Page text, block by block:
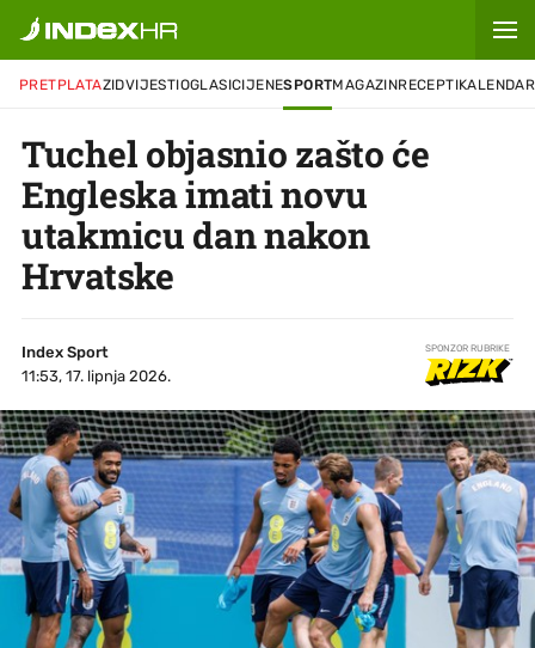
PRETPLATAZIDVIJESTIOGLASICIJENESPORTMAGAZINRECEPTIKALENDAR
Tuchel objasnio zašto će
Engleska imati novu
utakmicu dan nakon
Hrvatske
Index Sport
11:53, 17. lipnja 2026.
SPONZOR RUBRIKE